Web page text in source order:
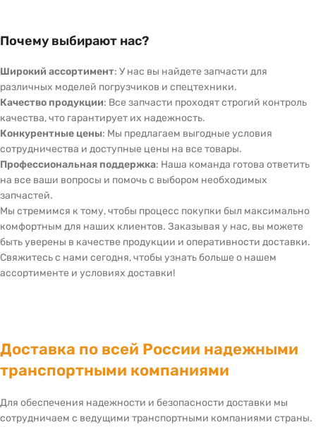
Почему выбирают нас?
Широкий ассортимент: У нас вы найдете запчасти для
различных моделей погрузчиков и спецтехники.
Качество продукции: Все запчасти проходят строгий контроль
качества, что гарантирует их надежность.
Конкурентные цены: Мы предлагаем выгодные условия
сотрудничества и доступные цены на все товары.
Профессиональная поддержка: Наша команда готова ответить
на все ваши вопросы и помочь с выбором необходимых
запчастей.
Мы стремимся к тому, чтобы процесс покупки был максимально
комфортным для наших клиентов. Заказывая у нас, вы можете
быть уверены в качестве продукции и оперативности доставки.
Свяжитесь с нами сегодня, чтобы узнать больше о нашем
ассортименте и условиях доставки!
Доставка по всей России надежными
транспортными компаниями
Для обеспечения надежности и безопасности доставки мы
сотрудничаем с ведущими транспортными компаниями страны.